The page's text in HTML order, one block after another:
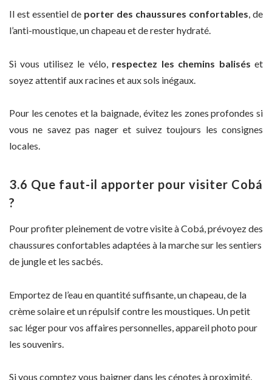
Il est essentiel de porter des chaussures confortables, de
l’anti-moustique, un chapeau et de rester hydraté.
Si vous utilisez le vélo, respectez les chemins balisés et
soyez attentif aux racines et aux sols inégaux.
Pour les cenotes et la baignade, évitez les zones profondes si
vous ne savez pas nager et suivez toujours les consignes
locales.
3.6 Que faut-il apporter pour visiter Cobá
?
Pour profiter pleinement de votre visite à Cobá, prévoyez des
chaussures confortables adaptées à la marche sur les sentiers
de jungle et les sacbés.
Emportez de l’eau en quantité suffisante, un chapeau, de la
crème solaire et un répulsif contre les moustiques. Un petit
sac léger pour vos affaires personnelles, appareil photo pour
les souvenirs.
Si vous comptez vous baigner dans les cénotes à proximité,